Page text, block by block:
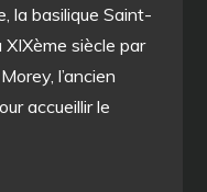
la basilique Saint-
siècle par
l’ancien
accueillir le